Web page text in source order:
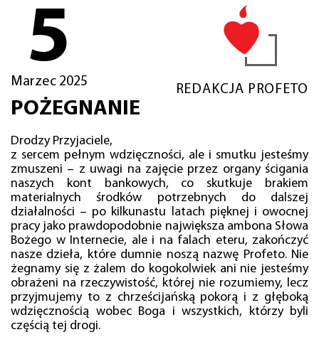
5
Marzec 2025
REDAKCJA PROFETO
POŻEGNANIE
Drodzy Przyjaciele,
z sercem pełnym wdzięczności, ale i smutku jesteśmy
zmuszeni – z uwagi na zajęcie przez organy ścigania
naszych kont bankowych, co skutkuje brakiem
materialnych środków potrzebnych do dalszej
działalności – po kilkunastu latach pięknej i owocnej
pracy jako prawdopodobnie największa ambona Słowa
Bożego w Internecie, ale i na falach eteru, zakończyć
nasze dzieła, które dumnie noszą nazwę Profeto. Nie
żegnamy się z żalem do kogokolwiek ani nie jesteśmy
obrażeni na rzeczywistość, której nie rozumiemy, lecz
przyjmujemy to z chrześcijańską pokorą i z głęboką
wdzięcznością wobec Boga i wszystkich, którzy byli
częścią tej drogi.